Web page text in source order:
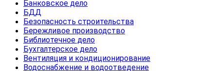
Банковское дело
БДД
Безопасность строительства
Бережливое производство
Библиотечное дело
Бухгалтерское дело
Вентиляция и кондиционирование
Водоснабжение и водоотведение